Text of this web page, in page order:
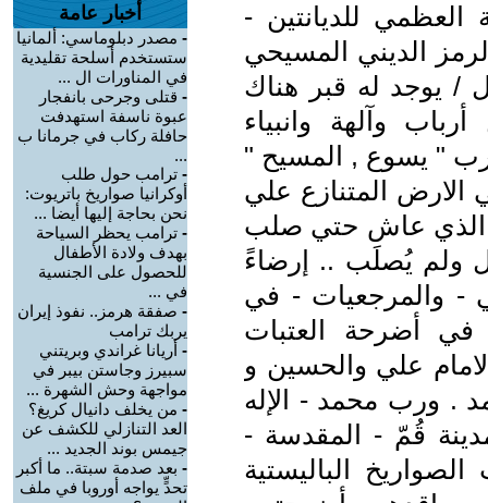
العظمي للديانتين -
الديني المسيحي
/ يوجد له قبر هناك
وآلهة وانبياء
" يسوع , المسيح "
المتنازع علي
الذي عاش حتي صلب
ولم يُصلَب .. إرضاءً
- والمرجعيات - في
في أضرحة العتبات
علي والحسين و
. ورب محمد - الإله
قُمّ - المقدسة -
الباليستية
أخبار عامة
- مصدر دبلوماسي: ألمانيا
ستستخدم أسلحة تقليدية
في المناورات ال ...
- قتلى وجرحى بانفجار
عبوة ناسفة استهدفت
حافلة ركاب في جرمانا ب
...
- ترامب حول طلب
أوكرانيا صواريخ باتريوت:
نحن بحاجة إليها أيضا ...
- ترامب يحظر السياحة
بهدف ولادة الأطفال
للحصول على الجنسية
في ...
- صفقة هرمز.. نفوذ إيران
يربك ترامب
- أريانا غراندي وبريتني
سبيرز وجاستن بيبر في
مواجهة وحش الشهرة ...
- من يخلف دانيال كريغ؟
العد التنازلي للكشف عن
جيمس بوند الجديد ...
- بعد صدمة سبتة.. ما أكبر
تحدٍّ يواجه أوروبا في ملف